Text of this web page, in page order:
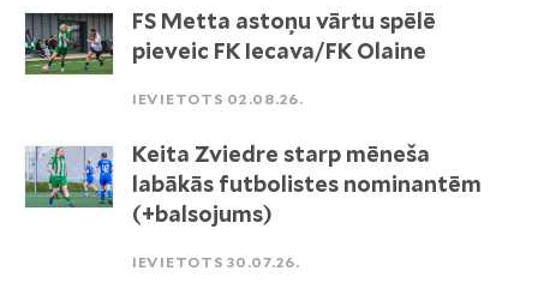
FS Metta astoņu vārtu spēlē
pieveic FK Iecava/FK Olaine
IEVIETOTS 02.08.26.
Keita Zviedre starp mēneša
labākās futbolistes nominantēm
(+balsojums)
IEVIETOTS 30.07.26.